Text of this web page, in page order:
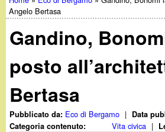
w
w
.
g
r
d
i
i
Tu
sei
qui
Angelo Bertasa
Gandino,
posto
Bertasa
Pubblicato da: Eco di Bergamo | Data
Categoria contenuto: Vita civica |